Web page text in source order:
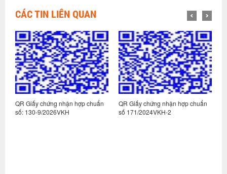
CÁC TIN LIÊN QUAN
QR Giấy chứng nhận hợp chuẩn
số: 130-9/2026VKH
QR Giấy chứng nhận hợp chuẩn
số 171/2024VKH-2